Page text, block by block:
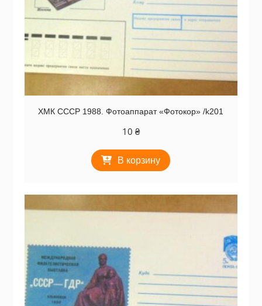
ХМК СССР 1988. Фотоаппарат «Фотокор» /k201
10 ₴
В корзину